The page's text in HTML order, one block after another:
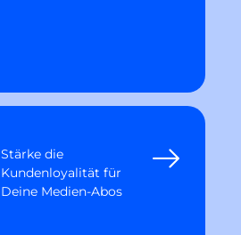
Stärke die
Kundenloyalität für
Deine Medien-Abos